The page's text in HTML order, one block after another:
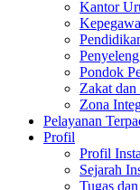
Kantor
Pondok
Zakat
Zona
Pelayanan
Profil
Profil
Sejarah
Tugas